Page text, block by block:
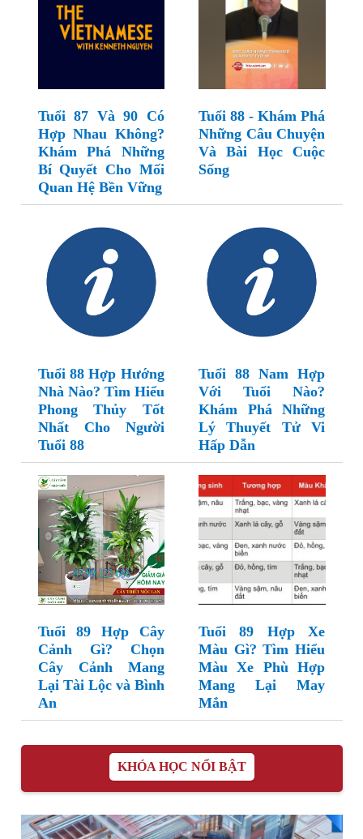
Tuổi 87 Và 90 Có
Hợp Nhau Không?
Khám Phá Những
Bí Quyết Cho Mối
Quan Hệ Bền Vững
Tuổi 88 - Khám Phá
Những Câu Chuyện
Và Bài Học Cuộc
Sống
Tuổi 88 Hợp Hướng
Nhà Nào? Tìm Hiểu
Phong Thủy Tốt
Nhất Cho Người
Tuổi 88
Tuổi 88 Nam Hợp
Với Tuổi Nào?
Khám Phá Những
Lý Thuyết Tử Vi
Hấp Dẫn
Tuổi 89 Hợp Cây
Cảnh Gì? Chọn
Cây Cảnh Mang
Lại Tài Lộc và Bình
An
Tuổi 89 Hợp Xe
Màu Gì? Tìm Hiểu
Màu Xe Phù Hợp
Mang Lại May
Mắn
KHÓA HỌC NỔI BẬT